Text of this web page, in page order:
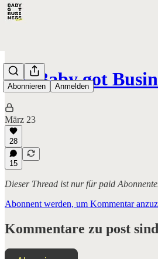
Abonnieren Anmelden
Die Baby got
März 23
28
15
Dieser Thread ist nur für paid
Abonnent werden, um Kommentar
Kommentare zu post